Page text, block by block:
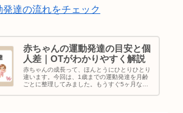
達の流れをチェック
赤ちゃんの運動発達の目安と個
人差｜OTがわかりやすく解説
赤ちゃんの成長って、ほんとうにひとりひとり
違います。今回は、1歳までの運動発達を月齢
ごとに整理してみました。もうすぐ5ヶ月なの